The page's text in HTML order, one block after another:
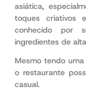
asiática,
toques criativos
conhecido por
ingredientes de
Mesmo tendo
o restaurante
casual.